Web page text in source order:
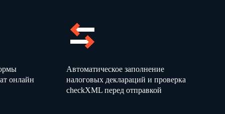
онлайн
Автоматическое заполнение
налоговых деклараций и проверка
checkXML перед отправкой